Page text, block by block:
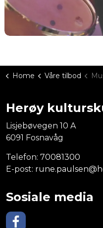
Home Våre tilbod
Herøy
Lisjebøvegen 10 A
6091 Fosnavåg
Telefon: 70081300
E-post:
Sosiale media